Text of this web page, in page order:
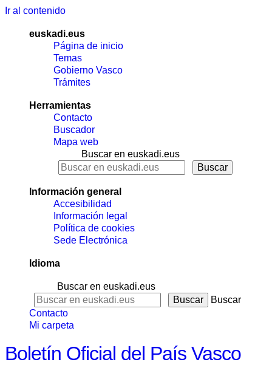
Ir al contenido
euskadi.eus
Página de inicio
Temas
Gobierno Vasco
Trámites
Herramientas
Contacto
Buscador
Mapa web
Buscar en euskadi.eus
Información general
Accesibilidad
Información legal
Política de cookies
Sede Electrónica
Idioma
Buscar en euskadi.eus
Buscar
Contacto
Mi carpeta
Boletín Oficial del País Vasco